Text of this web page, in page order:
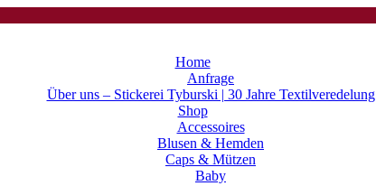
Home
Anfrage
Über uns – Stickerei Tyburski | 30 Jahre Textilveredelung
Shop
Accessoires
Blusen & Hemden
Caps & Mützen
Baby